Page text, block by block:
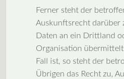
Ferner steht der
Auskunftsrecht darüber
Daten an ein Drittland
Organisation
Fall ist, so steht der
Übrigen das Recht zu,